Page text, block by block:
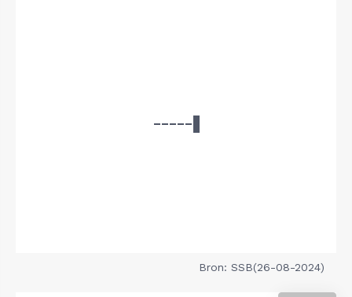
Bron: SSB(26-08-2024)